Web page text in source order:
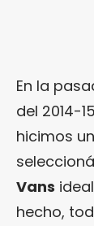
En la
del 2014-
hicimos
Vans
hecho,